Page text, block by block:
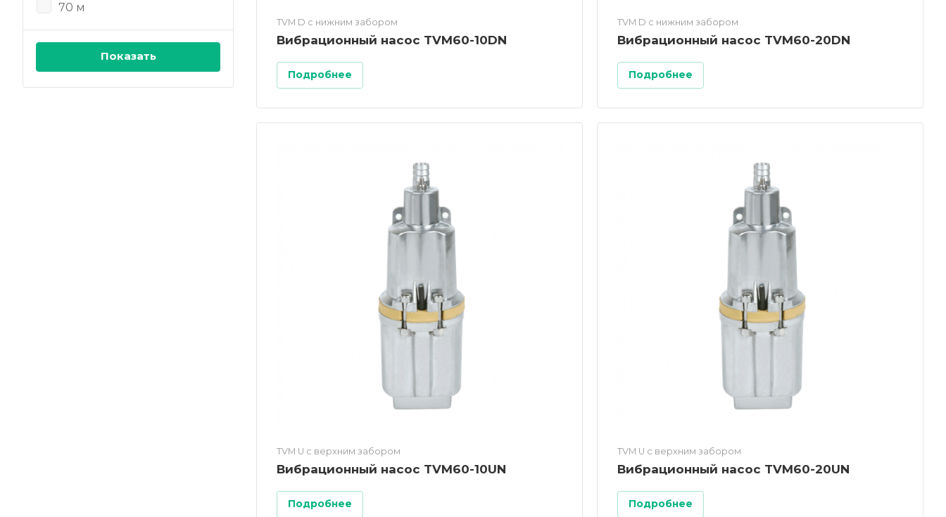
TVM D c нижним забором
Вибрационный насос TVM60-10DN
Подробнее
TVM D c нижним забором
Вибрационный насос TVM60-20DN
Подробнее
TVM U c верхним забором
Вибрационный насос TVM60-10UN
Подробнее
TVM U c верхним забором
Вибрационный насос TVM60-20UN
Подробнее
70 м